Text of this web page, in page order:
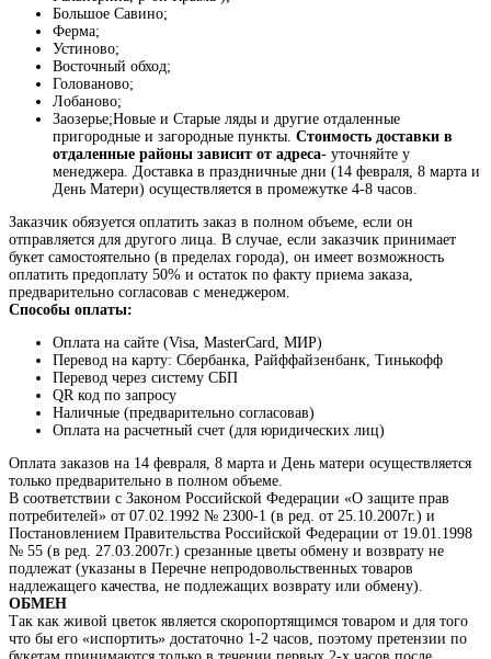
Большое Савино;
Ферма;
Устиново;
Восточный обход;
Голованово;
Лобаново;
Заозерье;Новые и Старые ляды и другие отдаленные
пригородные и загородные пункты. Стоимость доставки в
отдаленные районы зависит от адреса- уточняйте у
менеджера. Доставка в праздничные дни (14 февраля, 8 марта и
День Матери) осуществляется в промежутке 4-8 часов.
Заказчик обязуется оплатить заказ в полном объеме, если он
отправляется для другого лица. В случае, если заказчик принимает
букет самостоятельно (в пределах города), он имеет возможность
оплатить предоплату 50% и остаток по факту приема заказа,
предварительно согласовав с менеджером.
Способы оплаты:
Оплата на сайте (Visa, MasterCard, МИР)
Перевод на карту: Сбербанка, Райффайзенбанк, Тинькофф
Перевод через систему СБП
QR код по запросу
Наличные (предварительно согласовав)
Оплата на расчетный счет (для юридических лиц)
Оплата заказов на 14 февраля, 8 марта и День матери осуществляется
только предварительно в полном объеме.
В соответствии с Законом Российской Федерации «О защите прав
потребителей» от 07.02.1992 № 2300-1 (в ред. от 25.10.2007г.) и
Постановлением Правительства Российской Федерации от 19.01.1998
№ 55 (в ред. 27.03.2007г.) срезанные цветы обмену и возврату не
подлежат (указаны в Перечне непродовольственных товаров
надлежащего качества, не подлежащих возврату или обмену).
ОБМЕН
Так как живой цветок является скоропортящимся товаром и для того
что бы его «испортить» достаточно 1-2 часов, поэтому претензии по